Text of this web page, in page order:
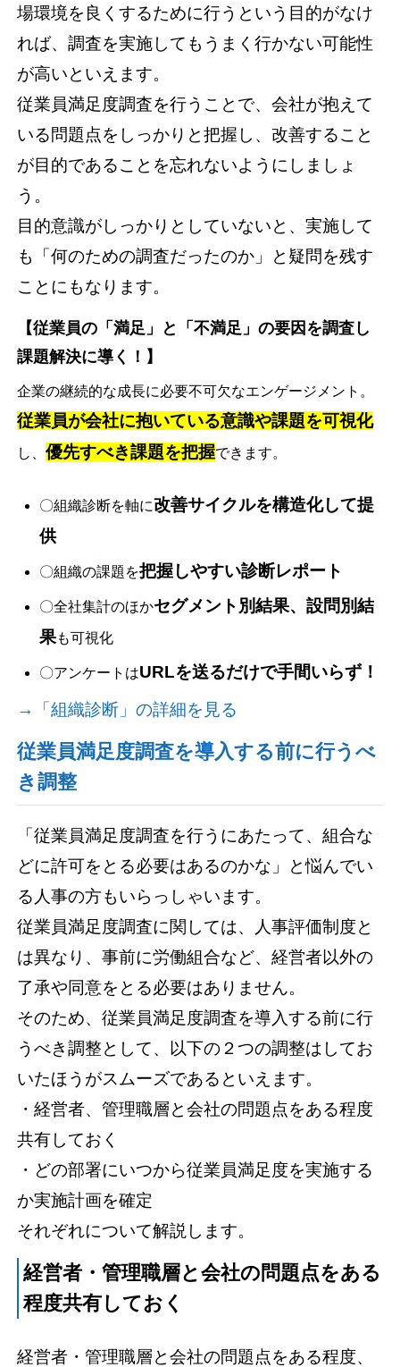
場環境を良くするために行うという目的がなけ
れば、調査を実施してもうまく行かない可能性
が高いといえます。
従業員満足度調査を行うことで、会社が抱えて
いる問題点をしっかりと把握し、改善すること
が目的であることを忘れないようにしましょ
う。
目的意識がしっかりとしていないと、実施して
も「何のための調査だったのか」と疑問を残す
ことにもなります。
【従業員の「満足」と「不満足」の要因を調査し
課題解決に導く！】
企業の継続的な成長に必要不可欠なエンゲージメント。
従業員が会社に抱いている意識や課題を可視化
し、優先すべき課題を把握できます。
〇組織診断を軸に改善サイクルを構造化して提
供
〇組織の課題を把握しやすい診断レポート
〇全社集計のほかセグメント別結果、設問別結
果も可視化
〇アンケートはURLを送るだけで手間いらず！
→「組織診断」の詳細を見る
従業員満足度調査を導入する前に行うべ
き調整
「従業員満足度調査を行うにあたって、組合な
どに許可をとる必要はあるのかな」と悩んでい
る人事の方もいらっしゃいます。
従業員満足度調査に関しては、人事評価制度と
は異なり、事前に労働組合など、経営者以外の
了承や同意をとる必要はありません。
そのため、従業員満足度調査を導入する前に行
うべき調整として、以下の２つの調整はしてお
いたほうがスムーズであるといえます。
・経営者、管理職層と会社の問題点をある程度
共有しておく
・どの部署にいつから従業員満足度を実施する
か実施計画を確定
それぞれについて解説します。
経営者・管理職層と会社の問題点をある
程度共有しておく
経営者・管理職層と会社の問題点をある程度、